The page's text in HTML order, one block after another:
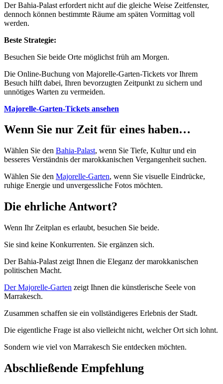
Der Bahia-Palast erfordert nicht auf die gleiche Weise Zeitfenster,
dennoch können bestimmte Räume am späten Vormittag voll
werden.
Beste Strategie:
Besuchen Sie beide Orte möglichst früh am Morgen.
Die Online-Buchung von Majorelle-Garten-Tickets vor Ihrem
Besuch hilft dabei, Ihren bevorzugten Zeitpunkt zu sichern und
unnötiges Warten zu vermeiden.
Majorelle-Garten-Tickets ansehen
Wenn Sie nur Zeit für eines haben…
Wählen Sie den Bahia-Palast, wenn Sie Tiefe, Kultur und ein
besseres Verständnis der marokkanischen Vergangenheit suchen.
Wählen Sie den Majorelle-Garten, wenn Sie visuelle Eindrücke,
ruhige Energie und unvergessliche Fotos möchten.
Die ehrliche Antwort?
Wenn Ihr Zeitplan es erlaubt, besuchen Sie beide.
Sie sind keine Konkurrenten. Sie ergänzen sich.
Der Bahia-Palast zeigt Ihnen die Eleganz der marokkanischen
politischen Macht.
Der Majorelle-Garten zeigt Ihnen die künstlerische Seele von
Marrakesch.
Zusammen schaffen sie ein vollständigeres Erlebnis der Stadt.
Die eigentliche Frage ist also vielleicht nicht, welcher Ort sich lohnt.
Sondern wie viel von Marrakesch Sie entdecken möchten.
Abschließende Empfehlung